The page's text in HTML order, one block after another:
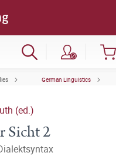
German Linguistics
(ed.)
Sicht 2